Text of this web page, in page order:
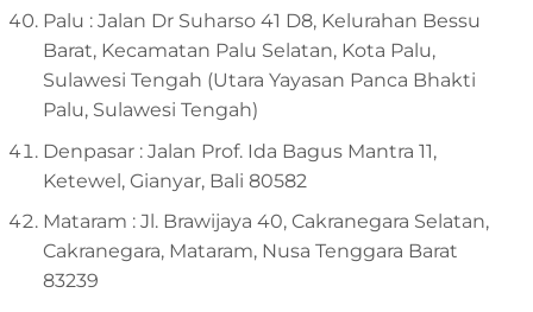
Palu : Jalan Dr Suharso 41 D8, Kelurahan Bessu
Barat, Kecamatan Palu Selatan, Kota Palu,
Sulawesi Tengah (Utara Yayasan Panca Bhakti
Palu, Sulawesi Tengah)
Denpasar : Jalan Prof. Ida Bagus Mantra 11,
Ketewel, Gianyar, Bali 80582
Mataram : Jl. Brawijaya 40, Cakranegara Selatan,
Cakranegara, Mataram, Nusa Tenggara Barat
83239